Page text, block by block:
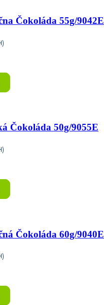
Čokoláda 55g/9042E
Čokoláda 50g/9055E
Čokoláda 60g/9040E